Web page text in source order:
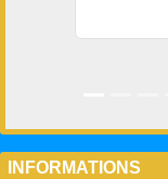
INFORMATIONS